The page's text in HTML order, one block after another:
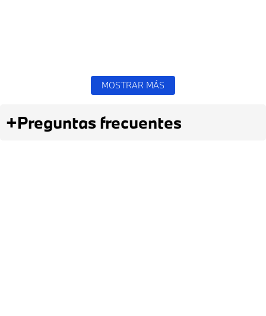
MOSTRAR MÁS
+Preguntas frecuentes